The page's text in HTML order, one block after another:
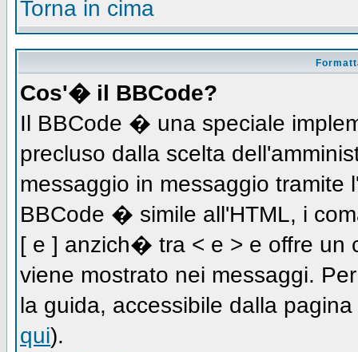
Torna in cima
Cos'� il BBCode?
Il BBCode � una speciale
precluso dalla scelta
messaggio in messaggio tramite
BBCode � simile all'HTML, i
[ e ] anzich� tra < e > e offre un
viene mostrato nei messaggi.
la guida, accessibile dalla
qui).